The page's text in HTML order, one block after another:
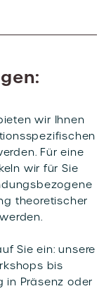
wir Ihnen
Für eine
wir für Sie
theoretischer
Sie ein: unsere
bis
in Präsenz oder